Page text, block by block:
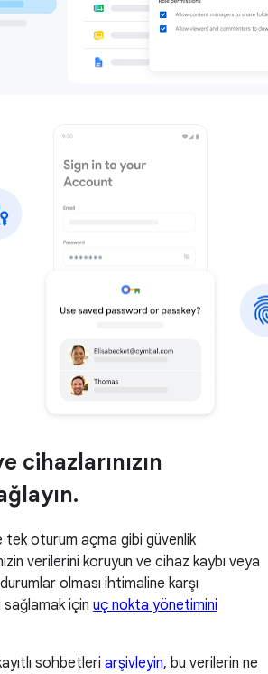
cihazlarınızın
tek oturum açma gibi güvenlik
verilerini koruyun ve cihaz kaybı veya
olması ihtimaline karşı
sağlamak için uç nokta yönetimini
sohbetleri arşivleyin, bu verilerin ne